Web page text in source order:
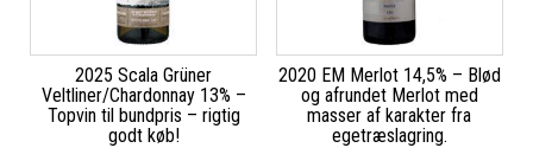
2025 Scala Grüner
Veltliner/Chardonnay 13% –
Topvin til bundpris – rigtig
godt køb!
2020 EM Merlot 14,5% – Blød
og afrundet Merlot med
masser af karakter fra
egetræslagring.